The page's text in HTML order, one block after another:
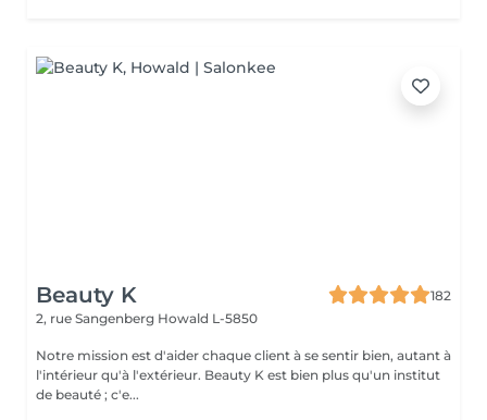
Beauty K
182
2, rue Sangenberg Howald L-5850
Notre mission est d'aider chaque client à se sentir bien, autant à
l'intérieur qu'à l'extérieur. Beauty K est bien plus qu'un institut
de beauté ; c'e...